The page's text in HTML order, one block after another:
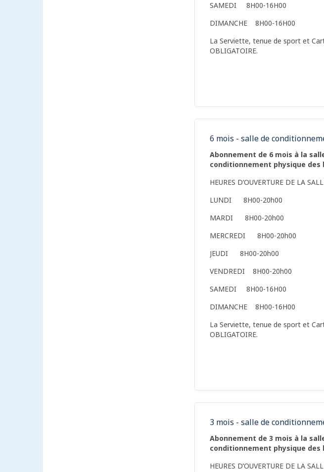
SAMEDI 8H00-16H00
DIMANCHE 8H00-16H00
La Serviette, tenue de sport et
OBLIGATOIRE.
6 mois - salle de
Abonnement de 6 mois à la
conditionnement physique des
HEURES D’OUVERTURE DE LA
LUNDI 8H00-20h00
MARDI 8H00-20h00
MERCREDI 8H00-20h00
JEUDI 8H00-20h00
VENDREDI 8H00-20h00
SAMEDI 8H00-16H00
DIMANCHE 8H00-16H00
La Serviette, tenue de sport et
OBLIGATOIRE.
3 mois - salle de
Abonnement de 3 mois à la
conditionnement physique des
HEURES D’OUVERTURE DE LA